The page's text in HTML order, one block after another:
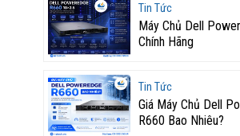
Tin Tức
Máy Chủ Dell
Chính Hãng
Tin Tức
Giá Máy Chủ Dell
R660 Bao Nhiêu?